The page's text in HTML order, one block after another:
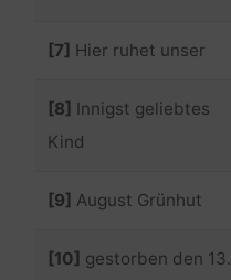
[7] Hier ruhet unser
[8] Innigst geliebtes
Kind
[9] August Grünhut
[10] gestorben den 13.